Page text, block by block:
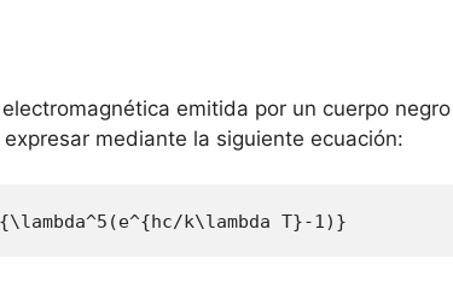
emitida por un cuerpo
mediante la siguiente ecuación:
k\lambda T}-1)}